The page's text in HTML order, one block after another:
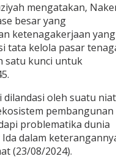
mengatakan,
besar yang
ketenagakerjaan yang
tata kelola pasar
satu kunci untuk
dilandasi oleh suatu niat
pembangunan
problematika dunia
dalam
(23/08/2024).